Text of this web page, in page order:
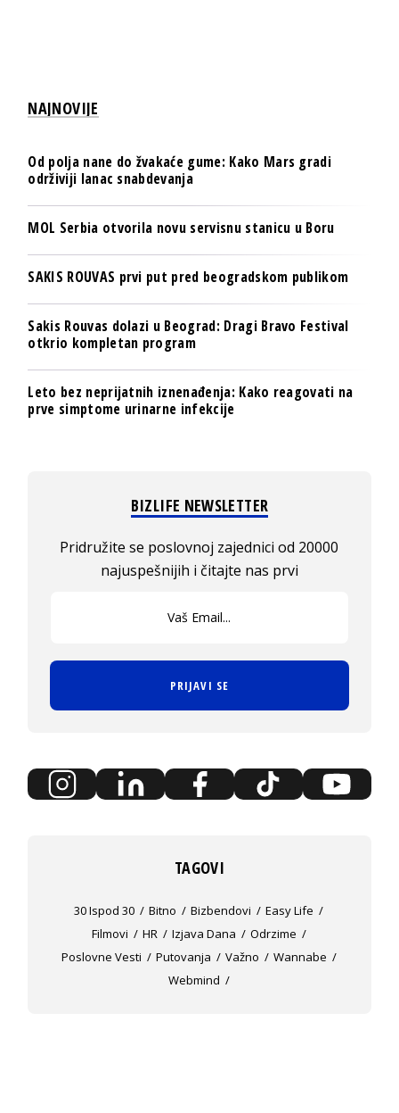
NAJNOVIJE
Od polja nane do žvakaće gume: Kako Mars gradi
održiviji lanac snabdevanja
MOL Serbia otvorila novu servisnu stanicu u Boru
SAKIS ROUVAS prvi put pred beogradskom publikom
Sakis Rouvas dolazi u Beograd: Dragi Bravo Festival
otkrio kompletan program
Leto bez neprijatnih iznenađenja: Kako reagovati na
prve simptome urinarne infekcije
BIZLIFE NEWSLETTER
Pridružite se poslovnoj zajednici od 20000
najuspešnijih i čitajte nas prvi
PRIJAVI SE
TAGOVI
30 Ispod 30 Bitno Bizbendovi
Easy Life
Filmovi
HR Izjava Dana
Odrzime
Poslovne Vesti
Putovanja Važno
Wannabe
Webmind